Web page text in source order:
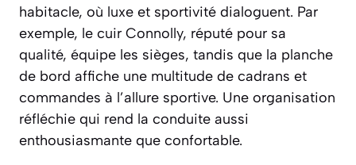
habitacle, où luxe et sportivité dialoguent. Par
exemple, le cuir Connolly, réputé pour sa
qualité, équipe les sièges, tandis que la planche
de bord affiche une multitude de cadrans et
commandes à l’allure sportive. Une organisation
réfléchie qui rend la conduite aussi
enthousiasmante que confortable.